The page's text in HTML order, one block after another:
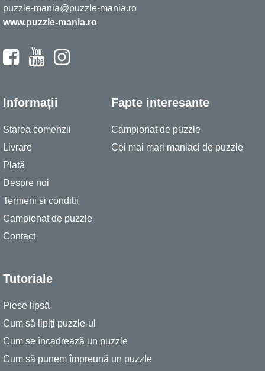
puzzle-mania@puzzle-mania.ro
www.puzzle-mania.ro
Informații
Starea comenzii
Livrare
Plată
Despre noi
Termeni si conditii
Campionat de puzzle
Contact
Fapte interesante
Campionat de puzzle
Cei mai mari maniaci de puzzle
Tutoriale
Piese lipsă
Cum să lipiți puzzle-ul
Cum se încadrează un puzzle
Cum să punem împreună un puzzle